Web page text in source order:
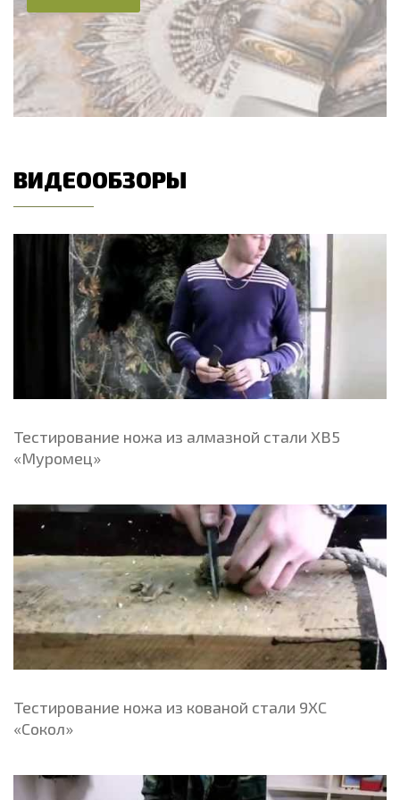
ВИДЕООБЗОРЫ
Тестирование ножа из алмазной стали ХВ5
«Муромец»
Тестирование ножа из кованой стали 9ХС
«Сокол»